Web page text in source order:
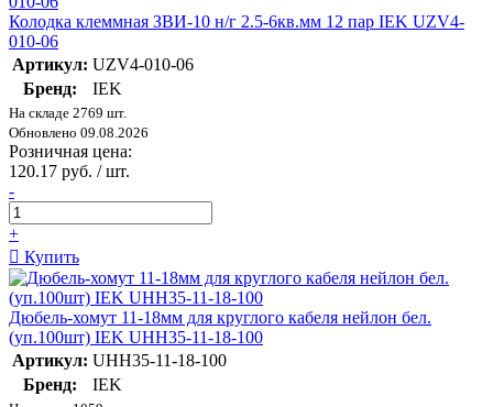
Колодка клеммная ЗВИ-10 н/г 2.5-6кв.мм 12 пар IEK UZV4-
010-06
Артикул: UZV4-010-06
Бренд:
IEK
На складе 2769 шт.
Обновлено 09.08.2026
Розничная цена:
120.17 руб. / шт.
-
+
Купить
Дюбель-хомут 11-18мм для круглого кабеля нейлон бел.
(уп.100шт) IEK UHH35-11-18-100
Артикул: UHH35-11-18-100
Бренд:
IEK